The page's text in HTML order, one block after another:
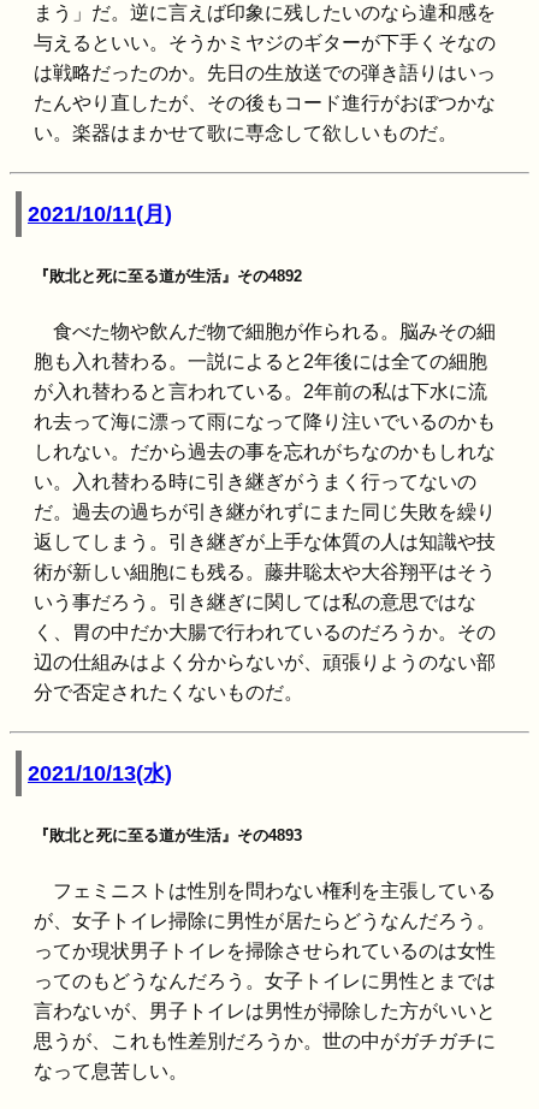
まう」だ。逆に言えば印象に残したいのなら違和感を
与えるといい。そうかミヤジのギターが下手くそなの
は戦略だったのか。先日の生放送での弾き語りはいっ
たんやり直したが、その後もコード進行がおぼつかな
い。楽器はまかせて歌に専念して欲しいものだ。
2021/10/11(月)
『敗北と死に至る道が生活』その4892
食べた物や飲んだ物で細胞が作られる。脳みその細
胞も入れ替わる。一説によると2年後には全ての細胞
が入れ替わると言われている。2年前の私は下水に流
れ去って海に漂って雨になって降り注いでいるのかも
しれない。だから過去の事を忘れがちなのかもしれな
い。入れ替わる時に引き継ぎがうまく行ってないの
だ。過去の過ちが引き継がれずにまた同じ失敗を繰り
返してしまう。引き継ぎが上手な体質の人は知識や技
術が新しい細胞にも残る。藤井聡太や大谷翔平はそう
いう事だろう。引き継ぎに関しては私の意思ではな
く、胃の中だか大腸で行われているのだろうか。その
辺の仕組みはよく分からないが、頑張りようのない部
分で否定されたくないものだ。
2021/10/13(水)
『敗北と死に至る道が生活』その4893
フェミニストは性別を問わない権利を主張している
が、女子トイレ掃除に男性が居たらどうなんだろう。
ってか現状男子トイレを掃除させられているのは女性
ってのもどうなんだろう。女子トイレに男性とまでは
言わないが、男子トイレは男性が掃除した方がいいと
思うが、これも性差別だろうか。世の中がガチガチに
なって息苦しい。